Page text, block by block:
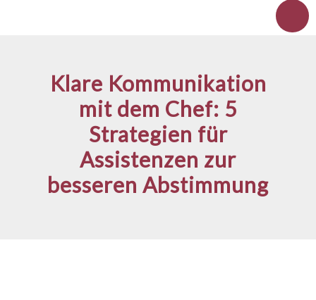
Klare Kommunikation
mit dem Chef: 5
Strategien für
Assistenzen zur
besseren Abstimmung